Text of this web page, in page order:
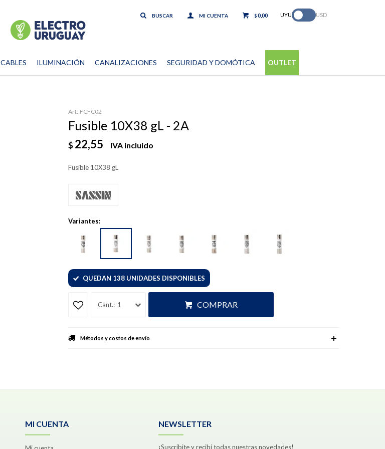
CABLES ILUMINACIÓN CANALIZACIONES SEGURIDAD Y DOMÓTICA OUTLET
$0,00 UYU USD
FCFC02
Fusible 10X38 gL - 2A
$22,55 IVA incluido
Fusible 10X38 gL
Variantes:
QUEDAN 138 UNIDADES DISPONIBLES
1 COMPRAR
Métodos y costos de envío
MI CUENTA NEWSLETTER
¡Suscribite y recibí todas nuestras novedades!